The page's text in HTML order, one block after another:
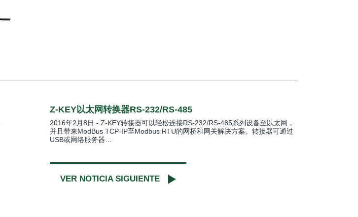
Z-KEY以太网转换器RS-232/RS-485
2016年2月8日 - Z-KEY转接器可以轻松连接RS-232/RS-485系列设备至以太网，
并且带来ModBus TCP-IP至Modbus RTU的网桥和网关解决方案。转接器可通过
USB或网络服务器…
VER NOTICIA SIGUIENTE